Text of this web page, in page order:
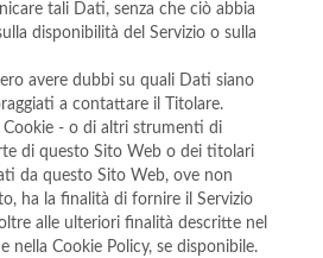
tali Dati, senza che ciò abbia
disponibilità del Servizio o sulla
avere dubbi su quali Dati siano
a contattare il Titolare.
Cookie - o di altri strumenti di
di questo Sito Web o dei titolari
da questo Sito Web, ove non
ha la finalità di fornire il Servizio
alle ulteriori finalità descritte nel
nella Cookie Policy, se disponibile.